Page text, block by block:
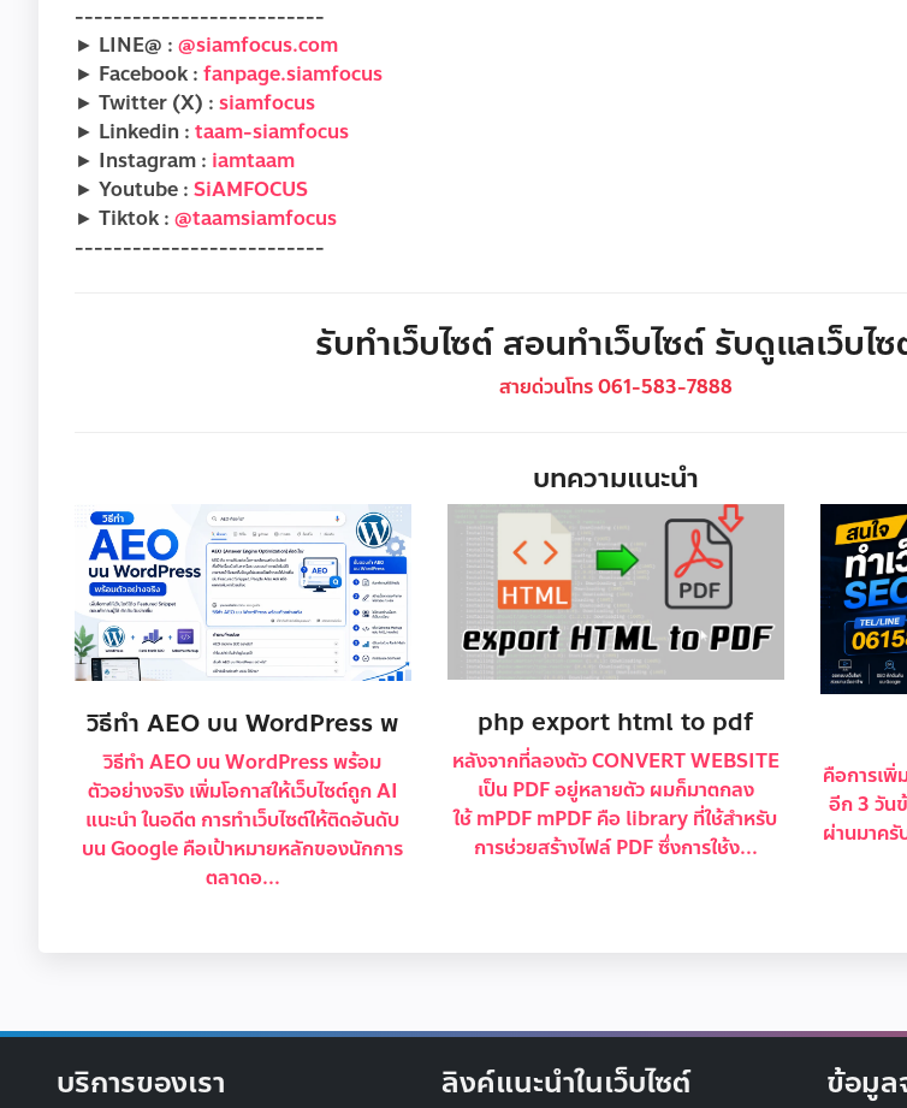
--------------------------
► LINE@ : @siamfocus.com
► Facebook : fanpage.siamfocus
► Twitter (X) : siamfocus
► Linkedin : taam-siamfocus
► Instagram : iamtaam
► Youtube : SiAMFOCUS
► Tiktok : @taamsiamfocus
--------------------------
รับทำเว็บไซต์ สอนทำเว็บไซต์ รับดูแลเว็บไ
สายด่วนโทร 061-583-7888
บทความแนะนำ
วิธีทำ AEO บน WordPress พ
วิธีทำ AEO บน WordPress พร้อม
ตัวอย่างจริง เพิ่มโอกาสให้เว็บไซต์ถูก AI
แนะนำ ในอดีต การทำเว็บไซต์ให้ติดอันดับ
บน Google คือเป้าหมายหลักของนักการ
ตลาดอ...
php export html to pdf
หลังจากที่ลองตัว CONVERT WEBSITE
เป็น PDF อยู่หลายตัว ผมก็มาตกลง
ใช้ mPDF mPDF คือ library ที่ใช้สำหรับ
การช่วยสร้างไฟล์ PDF ซึ่งการใช้ง...
คือการเพิ่
อีก 3 วัน
ผ่านมาค
บริการของเรา ลิงค์แนะนำในเว็บไซต์ ข้อมูล